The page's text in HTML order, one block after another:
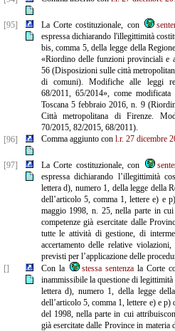
[95] La Corte costituzionale, con
espressa dichiarando l'illegittimità
bis, comma 5, della legge della
«Riordino delle funzioni provinciali e
56 (Disposizioni sulle città
di comuni). Modifiche alle leggi
68/2011, 65/2014», come
Toscana 5 febbraio 2016, n. 9
Città metropolitana di Firenze.
70/2015, 82/2015, 68/2011).
[96]
Comma aggiunto con l.r. 27 dicembre
[97] La Corte costituzionale, con
espressa dichiarando l’illegittimità
lettera d), numero 1, della legge della
dell’articolo 5, comma 1, lettere e) e
maggio 1998, n. 25, nella parte in
competenze già esercitate dalle
tutte le attività di gestione, di
accertamento delle relative
previsti per l’applicazione delle
[]
Con la stessa sentenzala Corte
inammissibile la questione di
lettera d), numero 1, della legge
dell’articolo 5, comma 1, lettere e) e
del 1998, nella parte in cui
già esercitate dalle Province in